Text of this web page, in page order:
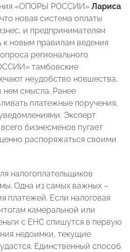
«ОПОРЫ РОССИИ» Лариса
новая система оплаты
и предпринимателям
к новым правилам ведения
регионального
тамбовские
неудобство новшества,
нем смысла. Ранее
платежные поручения,
Эксперт
бизнесменов пугает
распоряжаться своими
налогоплательщиков
Одна из самых важных –
платежей. Если налоговая
камеральной или
с ЕНС спишутся в первую
недоимки, текущие
Единственный способ